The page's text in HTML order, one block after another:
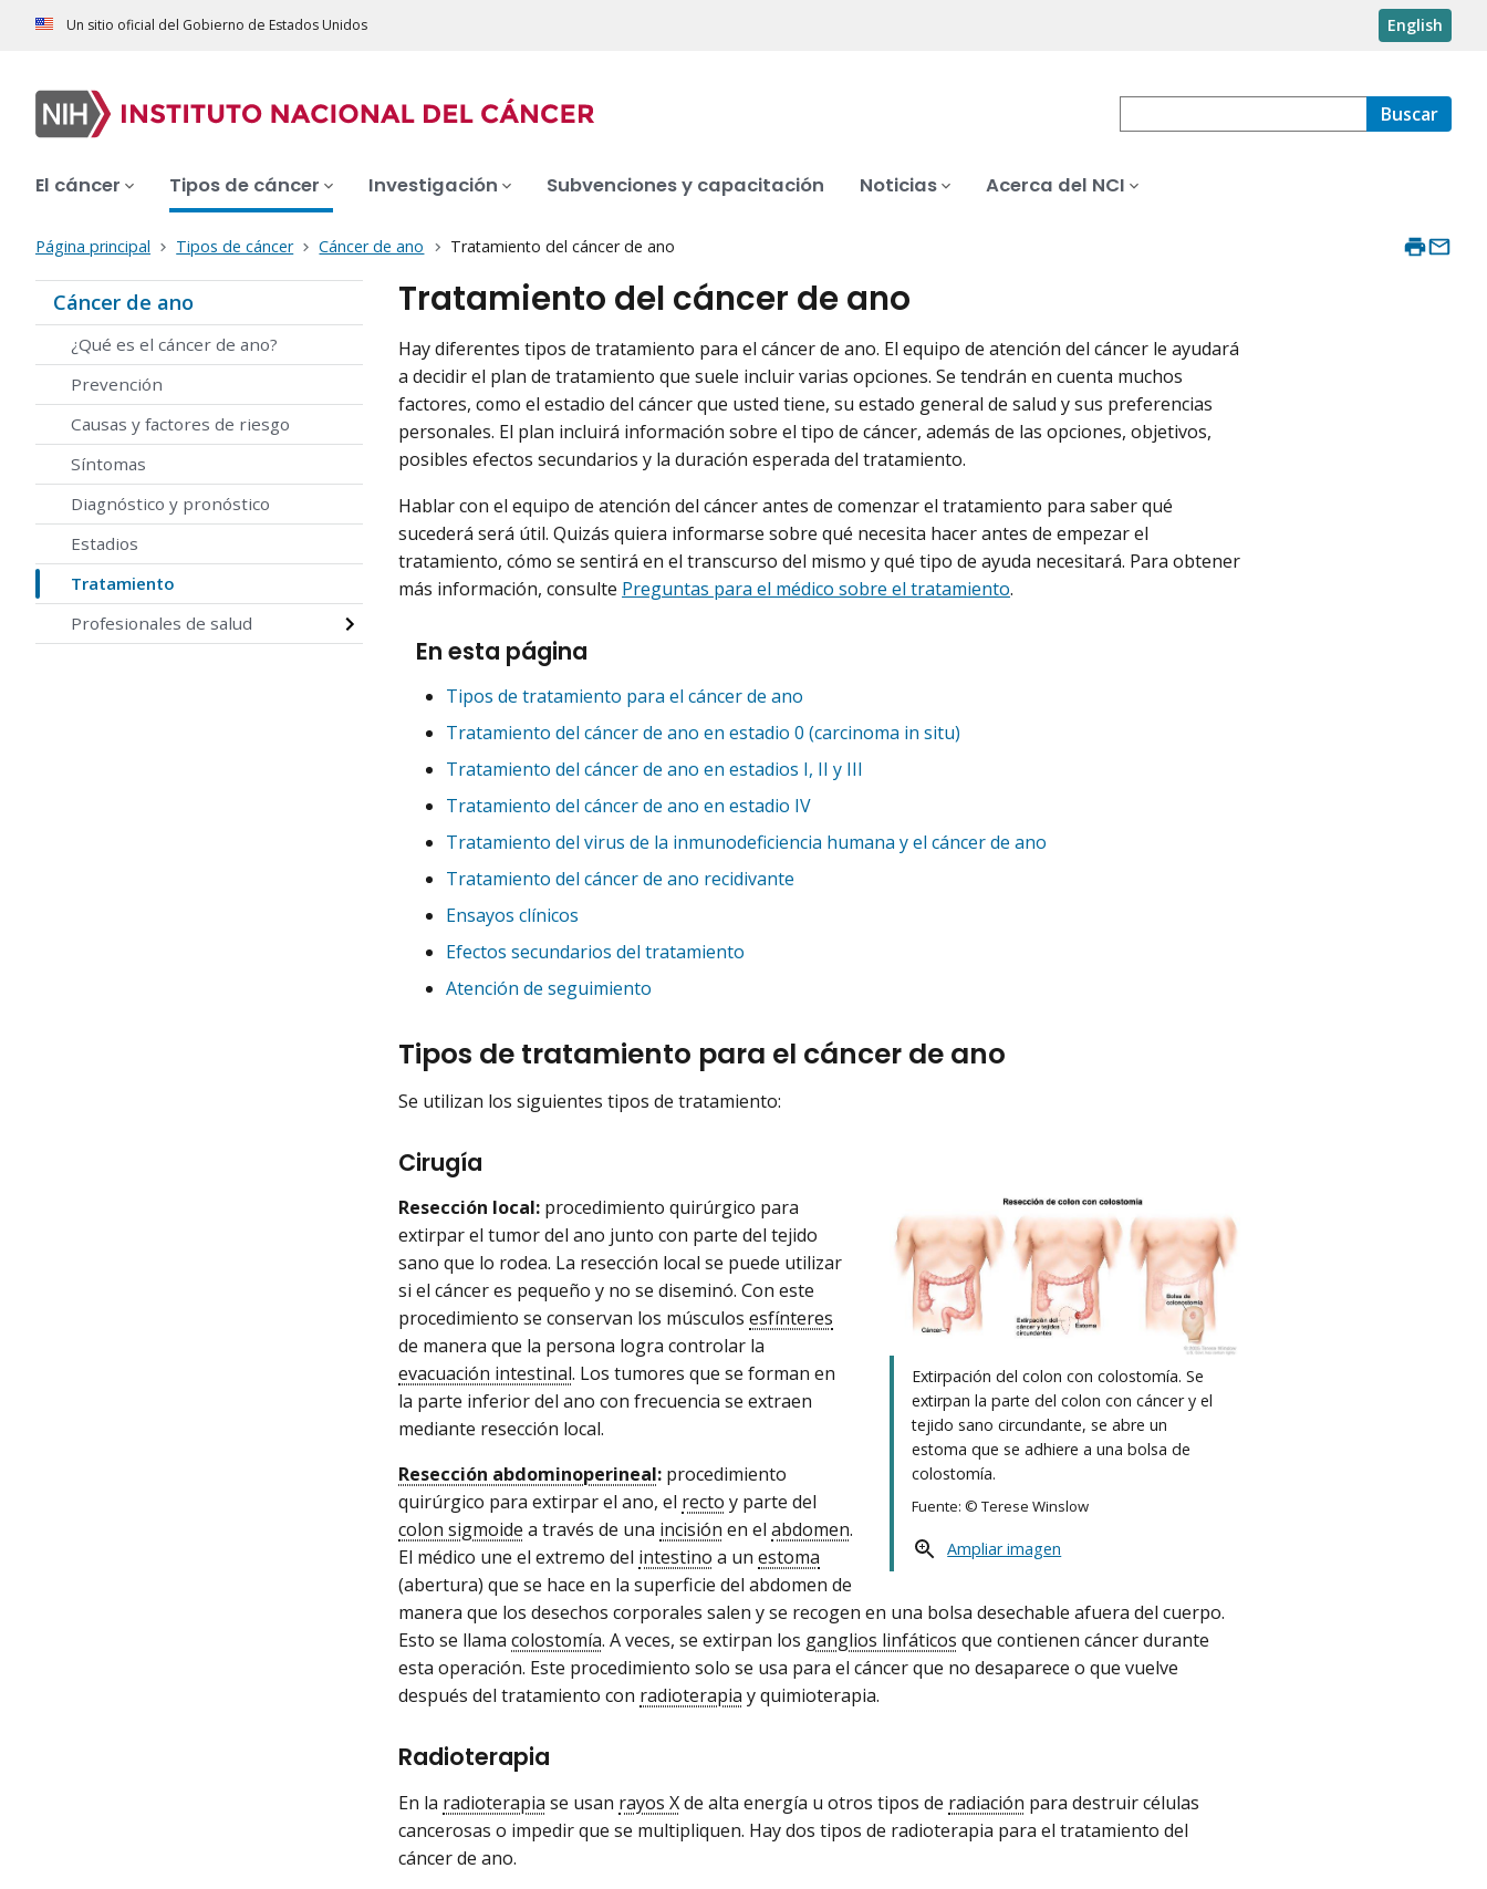
Un sitio oficial del Gobierno de Estados Unidos English
Buscar
El cáncer Tipos de cáncer Investigación Subvenciones y capacitación Noticias Acerca del NCI
Página principal Tipos de cáncer Cáncer de ano Tratamiento del cáncer de ano
Cáncer de ano
¿Qué es el cáncer de ano?
Prevención
Causas y factores de riesgo
Síntomas
Diagnóstico y pronóstico
Estadios
Tratamiento
Profesionales de salud
Tratamiento del cáncer de ano
Hay diferentes tipos de tratamiento para el cáncer de ano. El equipo de atención del cáncer le ayudará
a decidir el plan de tratamiento que suele incluir varias opciones. Se tendrán en cuenta muchos
factores, como el estadio del cáncer que usted tiene, su estado general de salud y sus preferencias
personales. El plan incluirá información sobre el tipo de cáncer, además de las opciones, objetivos,
posibles efectos secundarios y la duración esperada del tratamiento.
Hablar con el equipo de atención del cáncer antes de comenzar el tratamiento para saber qué
sucederá será útil. Quizás quiera informarse sobre qué necesita hacer antes de empezar el
tratamiento, cómo se sentirá en el transcurso del mismo y qué tipo de ayuda necesitará. Para obtener
más información, consulte Preguntas para el médico sobre el tratamiento.
En esta página
Tipos de tratamiento para el cáncer de ano
Tratamiento del cáncer de ano en estadio 0 (carcinoma in situ)
Tratamiento del cáncer de ano en estadios I, II y III
Tratamiento del cáncer de ano en estadio IV
Tratamiento del virus de la inmunodeficiencia humana y el cáncer de ano
Tratamiento del cáncer de ano recidivante
Ensayos clínicos
Efectos secundarios del tratamiento
Atención de seguimiento
Tipos de tratamiento para el cáncer de ano
Se utilizan los siguientes tipos de tratamiento:
Cirugía
Extirpación del colon con colostomía. Se
extirpan la parte del colon con cáncer y el
tejido sano circundante, se abre un
estoma que se adhiere a una bolsa de
colostomía.
Fuente: © Terese Winslow
Ampliar imagen
Resección local: procedimiento quirúrgico para
extirpar el tumor del ano junto con parte del tejido
sano que lo rodea. La resección local se puede utilizar
si el cáncer es pequeño y no se diseminó. Con este
procedimiento se conservan los músculos esfínteres
de manera que la persona logra controlar la
evacuación intestinal. Los tumores que se forman en
la parte inferior del ano con frecuencia se extraen
mediante resección local.
Resección abdominoperineal: procedimiento
quirúrgico para extirpar el ano, el recto y parte del
colon sigmoide a través de una incisión en el abdomen.
El médico une el extremo del intestino a un estoma
(abertura) que se hace en la superficie del abdomen de
manera que los desechos corporales salen y se recogen en una bolsa desechable afuera del cuerpo.
Esto se llama colostomía. A veces, se extirpan los ganglios linfáticos que contienen cáncer durante
esta operación. Este procedimiento solo se usa para el cáncer que no desaparece o que vuelve
después del tratamiento con radioterapia y quimioterapia.
Radioterapia
En la radioterapia se usan rayos Xde alta energía u otros tipos de radiación para destruir células
cancerosas o impedir que se multipliquen. Hay dos tipos de radioterapia para el tratamiento del
cáncer de ano.